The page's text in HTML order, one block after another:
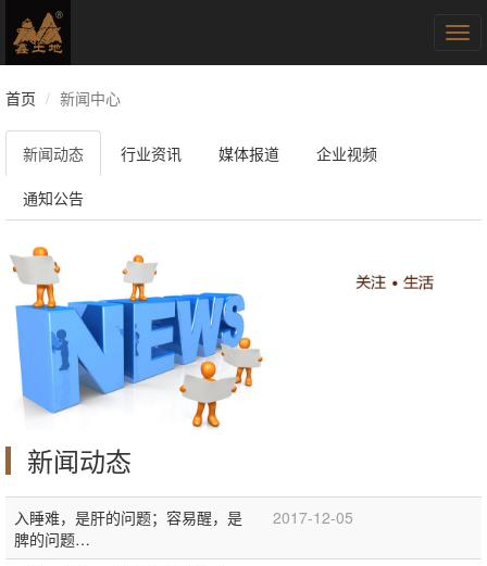
首页
新闻中心
新闻动态 行业资讯 媒体报道 企业视频
通知公告
新闻动态
入睡难，是肝的问题；容易醒，是
脾的问题…
2017-12-05